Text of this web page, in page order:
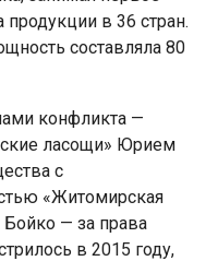
продукции в 36 стран.
составляла 80
конфликта —
ласощи» Юрием
с
«Житомирская
— за права
в 2015 году,